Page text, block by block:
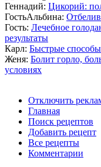
Геннадий: Цикорий:
ГостьАльбина:
Гость: Лечебное
результаты
Карл: Быстрые
Женя: Болит горло,
условиях
Отключить
Главная
Поиск рецептов
Добавить рецепт
Все рецепты
Комментарии